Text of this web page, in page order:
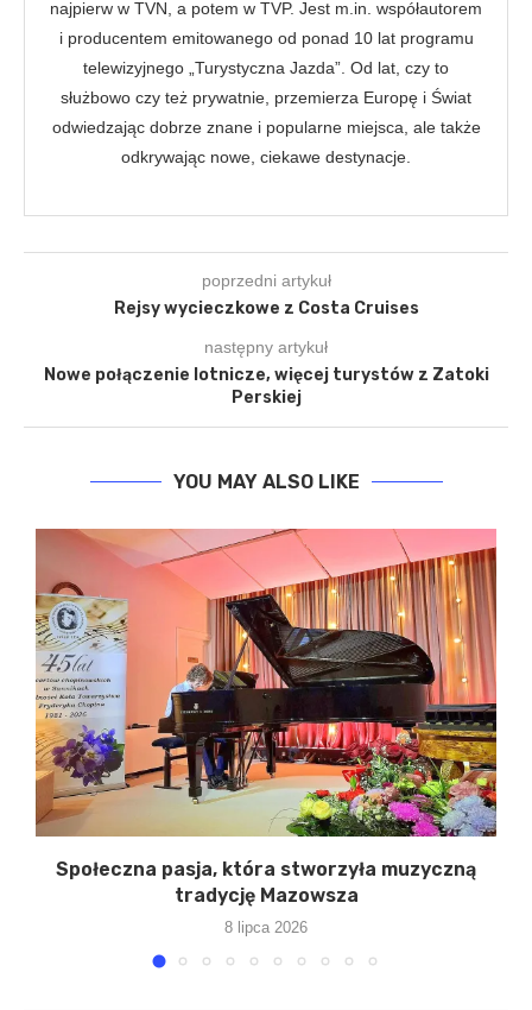
najpierw w TVN, a potem w TVP. Jest m.in. współautorem
i producentem emitowanego od ponad 10 lat programu
telewizyjnego „Turystyczna Jazda”. Od lat, czy to
służbowo czy też prywatnie, przemierza Europę i Świat
odwiedzając dobrze znane i popularne miejsca, ale także
odkrywając nowe, ciekawe destynacje.
poprzedni artykuł
Rejsy wycieczkowe z Costa Cruises
następny artykuł
Nowe połączenie lotnicze, więcej turystów z Zatoki
Perskiej
YOU MAY ALSO LIKE
Społeczna pasja, która stworzyła muzyczną
tradycję Mazowsza
8 lipca 2026